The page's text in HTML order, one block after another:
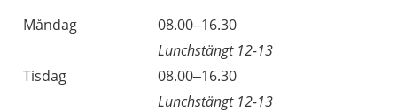
Dag
Öppettider
Kommentarer
Måndag
08.00–16.30
Lunchstängt 12-13
Tisdag
08.00–16.30
Lunchstängt 12-13